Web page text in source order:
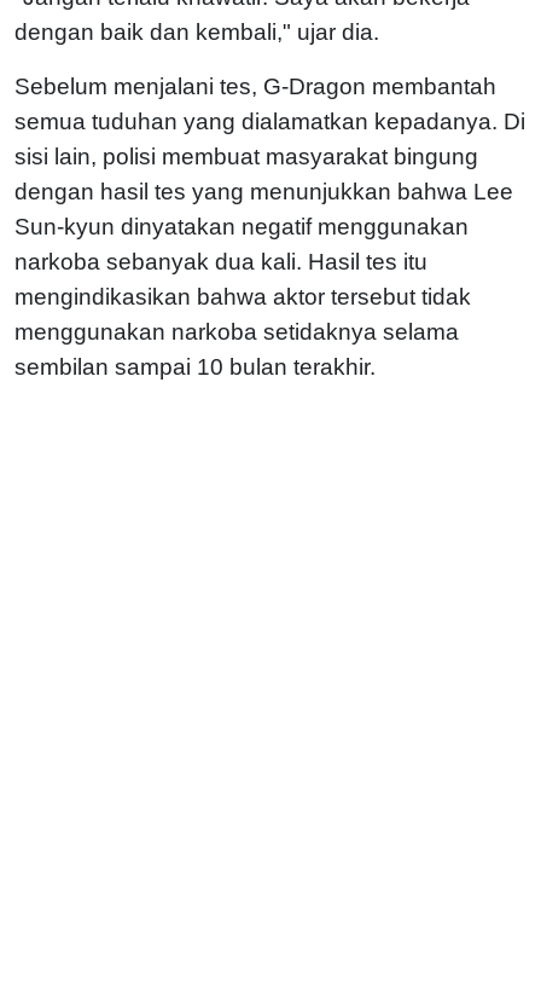
dengan baik dan kembali," ujar dia.
Sebelum menjalani tes, G-Dragon membantah
semua tuduhan yang dialamatkan kepadanya. Di
sisi lain, polisi membuat masyarakat bingung
dengan hasil tes yang menunjukkan bahwa Lee
Sun-kyun dinyatakan negatif menggunakan
narkoba sebanyak dua kali. Hasil tes itu
mengindikasikan bahwa aktor tersebut tidak
menggunakan narkoba setidaknya selama
sembilan sampai 10 bulan terakhir.